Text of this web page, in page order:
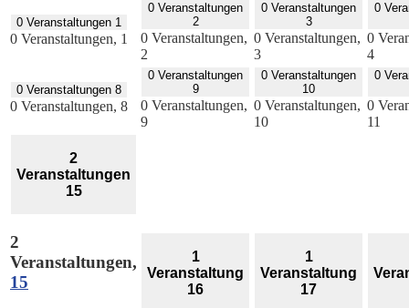
0 Veranstaltungen 1
0 Veranstaltungen, 1
0 Veranstaltungen
2
0 Veranstaltungen,
2
0 Veranstaltungen
3
0 Veranstaltungen,
3
0
0
4
0 Veranstaltungen 8
0 Veranstaltungen, 8
0 Veranstaltungen
9
0 Veranstaltungen,
9
0 Veranstaltungen
10
0 Veranstaltungen,
10
0
0
11
2
Veranstaltungen
15
2
Veranstaltungen,
15
1
Veranstaltung
16
1
Veranstaltung
17